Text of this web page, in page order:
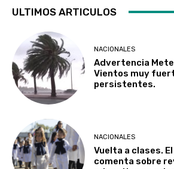
ULTIMOS ARTICULOS
NACIONALES
Advertencia
Vientos muy
persistentes.
NACIONALES
Vuelta a clases.
comenta sobre